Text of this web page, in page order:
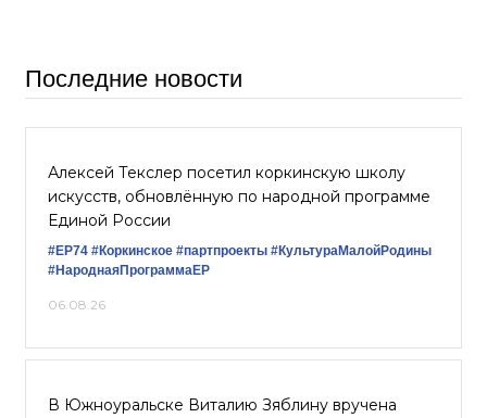
Последние новости
Алексей Текслер посетил коркинскую школу
искусств, обновлённую по народной программе
Единой России
#ЕР74 #Коркинское #партпроекты #КультураМалойРодины
#НароднаяПрограммаЕР
06.08.26
В Южноуральске Виталию Зяблину вручена